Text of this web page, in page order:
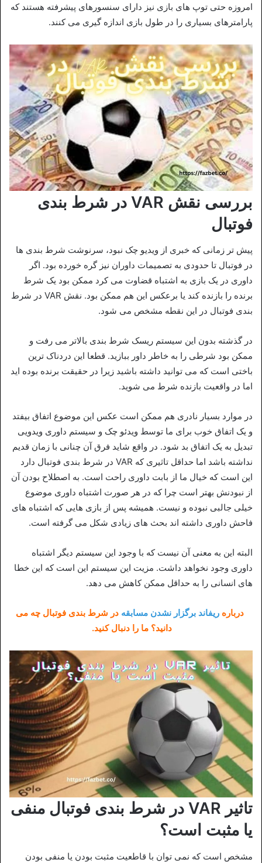
امروزه حتی توپ های بازی نیز دارای سنسورهای پیشرفته هستند که
پارامترهای بسیاری را در طول بازی اندازه گیری می کنند.
بررسی نقش VAR در شرط بندی
فوتبال
پیش تر زمانی که خبری از ویدیو چک نبود، سرنوشت شرط بندی ها
در فوتبال تا حدودی به تصمیمات داوران نیز گره خورده بود. اگر
داوری در یک بازی به اشتباه قضاوت می کرد ممکن بود یک شرط
برنده را بازنده کند یا برعکس این هم ممکن بود. نقش VAR در شرط
بندی فوتبال در این نقطه مشخص می شود.
در گذشته بدون این سیستم ریسک شرط بندی بالاتر می رفت و
ممکن بود شرطی را به خاطر داور ببازید. قطعا این دردناک ترین
باختی است که می توانید داشته باشید زیرا در حقیقت برنده بوده اید
اما در واقعیت بازنده شرط می شوید.
در موارد بسیار نادری هم ممکن است عکس این موضوع اتفاق بیفتد
و یک اتفاق خوب برای ما توسط ویدئو چک و سیستم داوری ویدویی
تبدیل به یک اتفاق بد شود. در واقع شاید فرق آن چنانی با زمان قدیم
نداشته باشد اما حداقل تاثیری که VAR در شرط بندی فوتبال دارد
این است که خیال ما از بابت داوری راحت است. به اصطلاح بودن آن
از نبودنش بهتر است چرا که در هر صورت اشتباه داوری موضوع
خیلی جالبی نبوده و نیست. همیشه پس از بازی هایی که اشتباه های
فاحش داوری داشته اند بحث های زیادی شکل می گرفته است.
البته این به معنی آن نیست که با وجود این سیستم دیگر اشتباه
داوری وجود نخواهد داشت. مزیت این سیستم این است که این خطا
های انسانی را به حداقل ممکن کاهش می دهد.
درباره ریفاند برگزار نشدن مسابقه در شرط بندی فوتبال چه می
دانید؟ ما را دنبال کنید.
تاثیر VAR در شرط بندی فوتبال منفی
یا مثبت است؟
مشخص است که نمی توان با قاطعیت مثبت بودن یا منفی بودن